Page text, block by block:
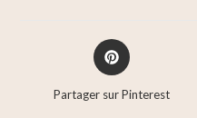
Partager sur Pinterest